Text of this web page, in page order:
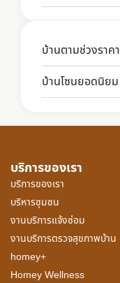
บ้านตามช่วงราคา
บ้านโซนยอดนิยม
บริการของเรา
บริการของเรา
บริหารชุมชน
งานบริการแจ้งซ่อม
งานบริการตรวจสุขภาพบ้าน
homey+
Homey Wellness